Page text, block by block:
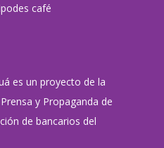
café
es un proyecto de la
y Propaganda de
de bancarios del